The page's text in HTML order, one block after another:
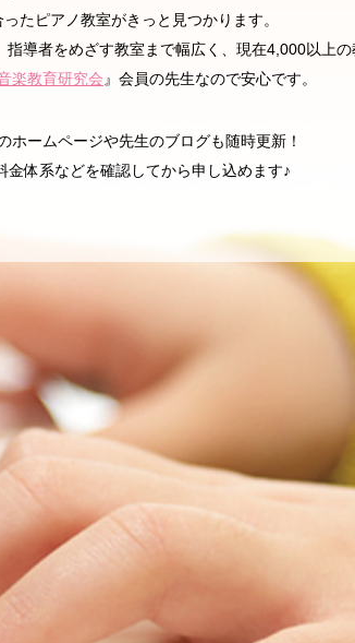
ったピアノ教室がきっと見つかります。
導者をめざす教室まで幅広く、現在4,000以上の
楽教育研究会』会員の先生なので安心です。
ホームページや先生のブログも随時更新！
金体系などを確認してから申し込めます♪